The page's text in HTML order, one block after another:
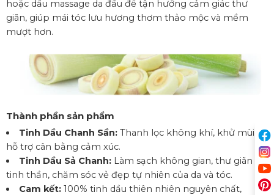
hoặc dầu massage da đầu để tận hưởng cảm giác thư
giãn, giúp mái tóc lưu hương thơm thảo mộc và mềm
mượt hơn.
Thành phần sản phẩm
Tinh Dầu Chanh Sần:Thanh lọc không khí, khử mùi,
hỗ trợ cân bằng cảm xúc.
Tinh Dầu Sả Chanh:Làm sạch không gian, thư giãn
tinh thần, chăm sóc vẻ đẹp tự nhiên của da và tóc.
Cam kết:100% tinh dầu thiên nhiên nguyên chất,